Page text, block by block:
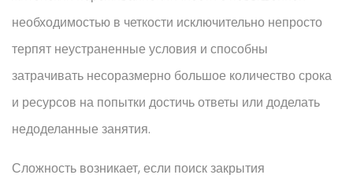
необходимостью в четкости исключительно непросто
терпят неустраненные условия и способны
затрачивать несоразмерно большое количество срока
и ресурсов на попытки достичь ответы или доделать
недоделанные занятия.
Сложность возникает, если поиск закрытия